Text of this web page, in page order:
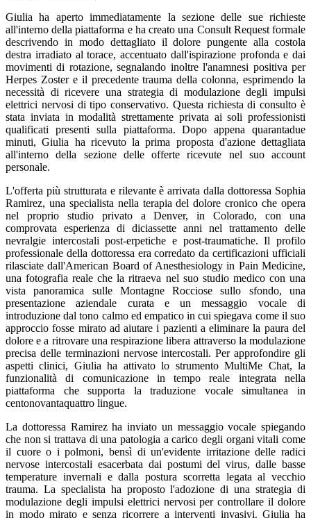
Giulia ha aperto immediatamente la sezione delle sue richieste
all'interno della piattaforma e ha creato una Consult Request formale
descrivendo in modo dettagliato il dolore pungente alla costola
destra irradiato al torace, accentuato dall'ispirazione profonda e dai
movimenti di rotazione, segnalando inoltre l'anamnesi positiva per
Herpes Zoster e il precedente trauma della colonna, esprimendo la
necessità di ricevere una strategia di modulazione degli impulsi
elettrici nervosi di tipo conservativo. Questa richiesta di consulto è
stata inviata in modalità strettamente privata ai soli professionisti
qualificati presenti sulla piattaforma. Dopo appena quarantadue
minuti, Giulia ha ricevuto la prima proposta d'azione dettagliata
all'interno della sezione delle offerte ricevute nel suo account
personale.
L'offerta più strutturata e rilevante è arrivata dalla dottoressa Sophia
Ramirez, una specialista nella terapia del dolore cronico che opera
nel proprio studio privato a Denver, in Colorado, con una
comprovata esperienza di diciassette anni nel trattamento delle
nevralgie intercostali post-erpetiche e post-traumatiche. Il profilo
professionale della dottoressa era corredato da certificazioni ufficiali
rilasciate dall'American Board of Anesthesiology in Pain Medicine,
una fotografia reale che la ritraeva nel suo studio medico con una
vista panoramica sulle Montagne Rocciose sullo sfondo, una
presentazione aziendale curata e un messaggio vocale di
introduzione dal tono calmo ed empatico in cui spiegava come il suo
approccio fosse mirato ad aiutare i pazienti a eliminare la paura del
dolore e a ritrovare una respirazione libera attraverso la modulazione
precisa delle terminazioni nervose intercostali. Per approfondire gli
aspetti clinici, Giulia ha attivato lo strumento MultiMe Chat, la
funzionalità di comunicazione in tempo reale integrata nella
piattaforma che supporta la traduzione vocale simultanea in
centonovantaquattro lingue.
La dottoressa Ramirez ha inviato un messaggio vocale spiegando
che non si trattava di una patologia a carico degli organi vitali come
il cuore o i polmoni, bensì di un'evidente irritazione delle radici
nervose intercostali esacerbata dai postumi del virus, dalle basse
temperature invernali e dalla postura scorretta legata al vecchio
trauma. La specialista ha proposto l'adozione di una strategia di
modulazione degli impulsi elettrici nervosi per controllare il dolore
in modo mirato e senza ricorrere a interventi invasivi. Giulia ha